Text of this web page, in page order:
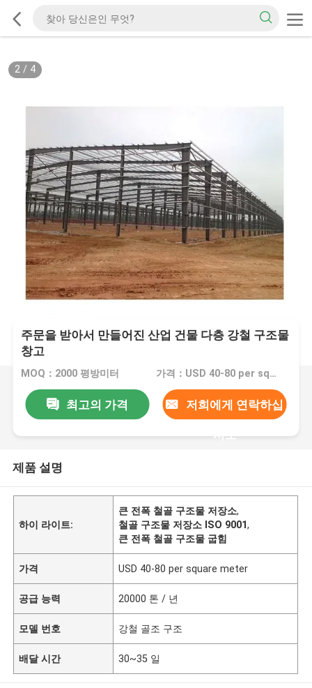
2/ 4
주문을 받아서 만들어진 산업 건물 다층 강철 구조물
창고
MOQ：2000 평방미터 가격：USD 40-80 per square meter
최고의 가격 저희에게 연락하십
시오
제품 설명
하이 라이트:
큰 전폭 철골 구조물 저장소,
철골 구조물 저장소 ISO 9001,
큰 전폭 철골 구조물 굽힘
가격 USD 40-80 per square meter
공급 능력 20000 톤 / 년
모델 번호 강철 골조 구조
배달 시간 30~35 일